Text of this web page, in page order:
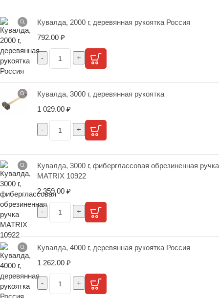
Кувалда, 2000 г, деревянная рукоятка Россия
792.00 ₽
Кувалда, 3000 г, деревянная рукоятка
1 029.00 ₽
Кувалда, 3000 г, фиберглассовая обрезиненная ручка
MATRIX 10922
2 359.00 ₽
Кувалда, 4000 г, деревянная рукоятка Россия
1 262.00 ₽